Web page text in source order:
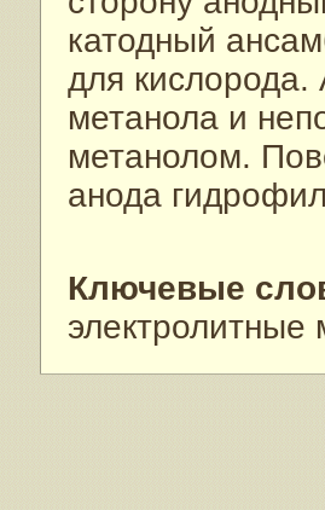
катодный
для
метанола и
метанолом.
анода
Ключевые